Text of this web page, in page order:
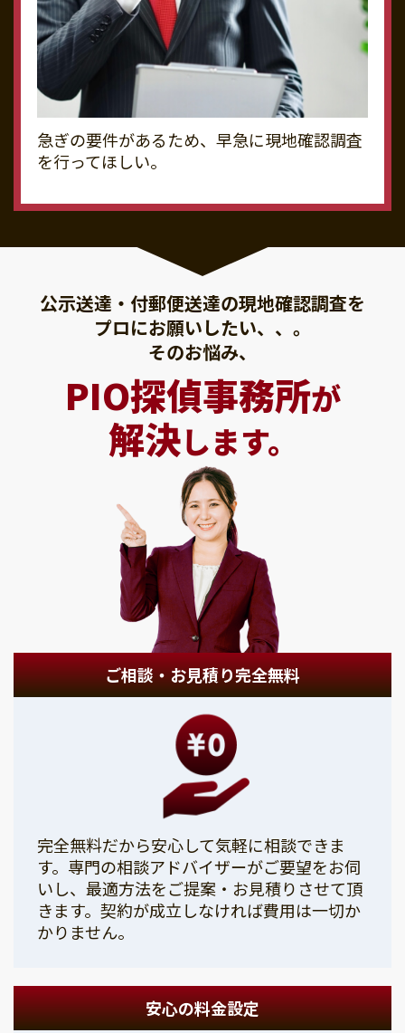
急ぎの要件があるため、早急に現地確認調査
を行ってほしい。
公示送達・付郵便送達の現地確認調査を
プロにお願いしたい、、。
そのお悩み、
PIO探偵事務所が
解決します。
ご相談・お見積り完全無料
完全無料だから安心して気軽に相談できま
す。専門の相談アドバイザーがご要望をお伺
いし、最適方法をご提案・お見積りさせて頂
きます。契約が成立しなければ費用は一切か
かりません。
安心の料金設定